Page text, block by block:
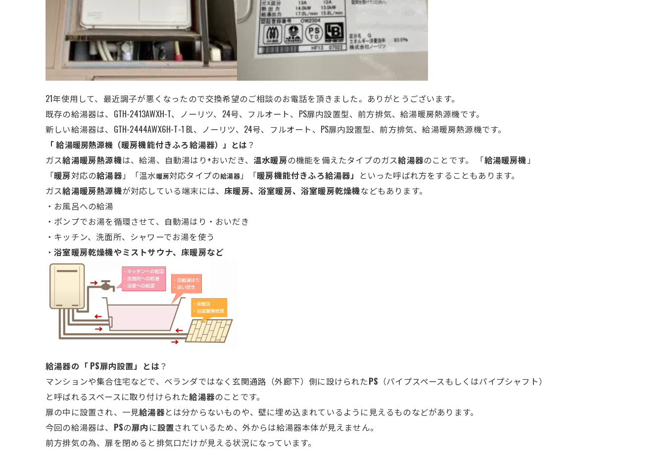
21年使用して、最近調子が悪くなったので交換希望のご相談のお電話を頂きました。ありがとうございます。
既存の給湯器は、GTH-2413AWXH-T、ノーリツ、24号、フルオート、 PS扉内設置型、前方排気、給湯暖房熱源機です。
新しい給湯器は、GTH-2444AWX6H-T-1 BL、ノーリツ、24号、フルオート、 PS扉内設置型、前方排気、給湯暖房熱源機です。
「 給湯暖房熱源機（暖房機能付きふろ給湯器）」とは ？
ガス給湯暖房熱源機は、給湯、自動湯はり+おいだき、 温水暖房の機能を備えたタイプのガス給湯器のことです。 「給湯暖房機」
「暖房対応の給湯器」「温水暖房対応タイプの給湯器」「暖房機能付きふろ給湯器」 といった呼ばれ方をすることもあります。
ガス給湯暖房熱源機が対応している端末には、床暖房、浴室暖房、浴室暖房乾燥機などもあります。
・お風呂への給湯
・ポンプでお湯を循環させて、自動湯はり・おいだき
・キッチン、洗面所、シャワーでお湯を使う
・浴室暖房乾燥機やミストサウナ、床暖房など
給湯器の「 PS扉内設置」とは？
マンションや集合住宅などで、ベランダではなく玄関通路（外廊下）側に設けられたPS （パイプスペースもしくはパイプシャフト）
と呼ばれるスペースに取り付けられた給湯器のことです。
扉の中に設置され、一見給湯器とは分からないものや、壁に埋め込まれているように見えるものなどがあります。
今回の給湯器は、 PSの扉内 に設置されているため、外からは給湯器本体が見えません。
前方排気の為、扉を閉めると排気口だけが見える状況になっています。